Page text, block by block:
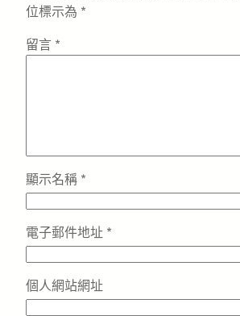
位標示為 *
留言 *
顯示名稱 *
電子郵件地址 *
個人網站網址